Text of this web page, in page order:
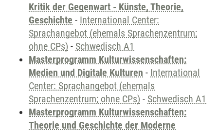
Kritik der Gegenwart - Künste, Theorie,
Geschichte - International Center:
Sprachangebot (ehemals Sprachenzentrum;
ohne CPs) - Schwedisch A1
Masterprogramm Kulturwissenschaften:
Medien und Digitale Kulturen - International
Center: Sprachangebot (ehemals
Sprachenzentrum; ohne CPs) - Schwedisch A1
Masterprogramm Kulturwissenschaften:
Theorie und Geschichte der Moderne